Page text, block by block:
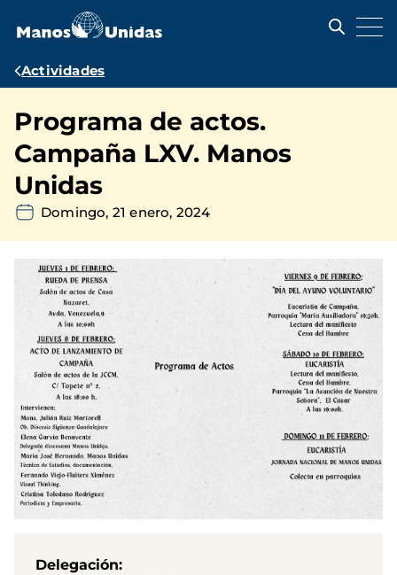
contenido
Ruta
navegación
Actividades
Programa de actos.
Campaña LXV. Manos
Unidas
Domingo, 21 enero, 2024
Delegación